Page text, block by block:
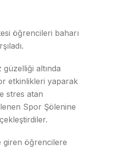
öğrencileri baharı
güzelliği altında
etkinlikleri yaparak
stres atan
Spor Şölenine
giren öğrencilere